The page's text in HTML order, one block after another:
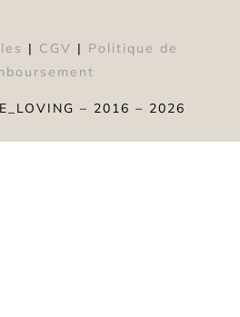
| CGV | Politique de
– 2016 – 2026